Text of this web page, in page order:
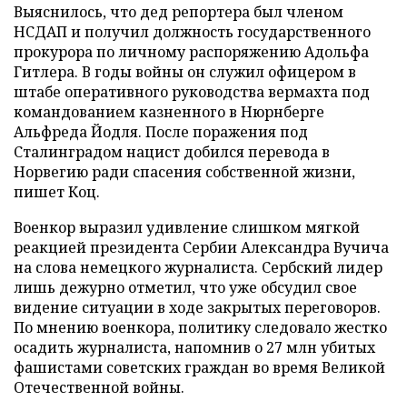
Выяснилось, что дед репортера был членом
НСДАП и получил должность государственного
прокурора по личному распоряжению Адольфа
Гитлера. В годы войны он служил офицером в
штабе оперативного руководства вермахта под
командованием казненного в Нюрнберге
Альфреда Йодля. После поражения под
Сталинградом нацист добился перевода в
Норвегию ради спасения собственной жизни,
пишет Коц.
Военкор выразил удивление слишком мягкой
реакцией президента Сербии Александра Вучича
на слова немецкого журналиста. Сербский лидер
лишь дежурно отметил, что уже обсудил свое
видение ситуации в ходе закрытых переговоров.
По мнению военкора, политику следовало жестко
осадить журналиста, напомнив о 27 млн убитых
фашистами советских граждан во время Великой
Отечественной войны.